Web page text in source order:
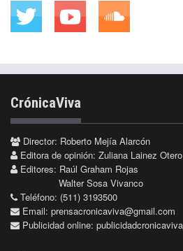
CrónicaViva
Director: Roberto Mejía Alarcón
Editora de opinión: Zuliana Lainez Otero
Editores: Raúl Graham Rojas
Walter Sosa Vivanco
Teléfono: (511) 3193500
Email: prensacronicaviva@gmail.com
Publicidad online: